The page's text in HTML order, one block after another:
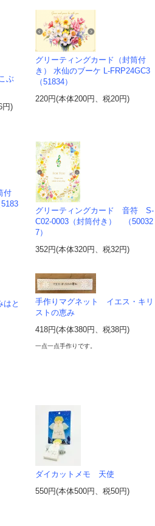
ぶ
円)
グリーティングカード（封筒付
き） 水仙のブーケ L-FRP24GC3
（51834）
220円(本体200円、税20円)
付
グリーティングカード 音符 S-
C02-0003（封筒付き） （50032
7）
352円(本体320円、税32円)
と
手作りマグネット イエス・キリ
ストの恵み
418円(本体380円、税38円)
一点一点手作りです。
ダイカットメモ 天使
550円(本体500円、税50円)